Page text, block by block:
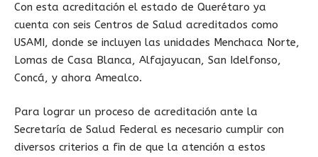
Con esta acreditación el estado de Querétaro ya
cuenta con seis Centros de Salud acreditados como
USAMI, donde se incluyen las unidades Menchaca Norte,
Lomas de Casa Blanca, Alfajayucan, San Idelfonso,
Concá, y ahora Amealco.
Para lograr un proceso de acreditación ante la
Secretaría de Salud Federal es necesario cumplir con
diversos criterios a fin de que la atención a estos